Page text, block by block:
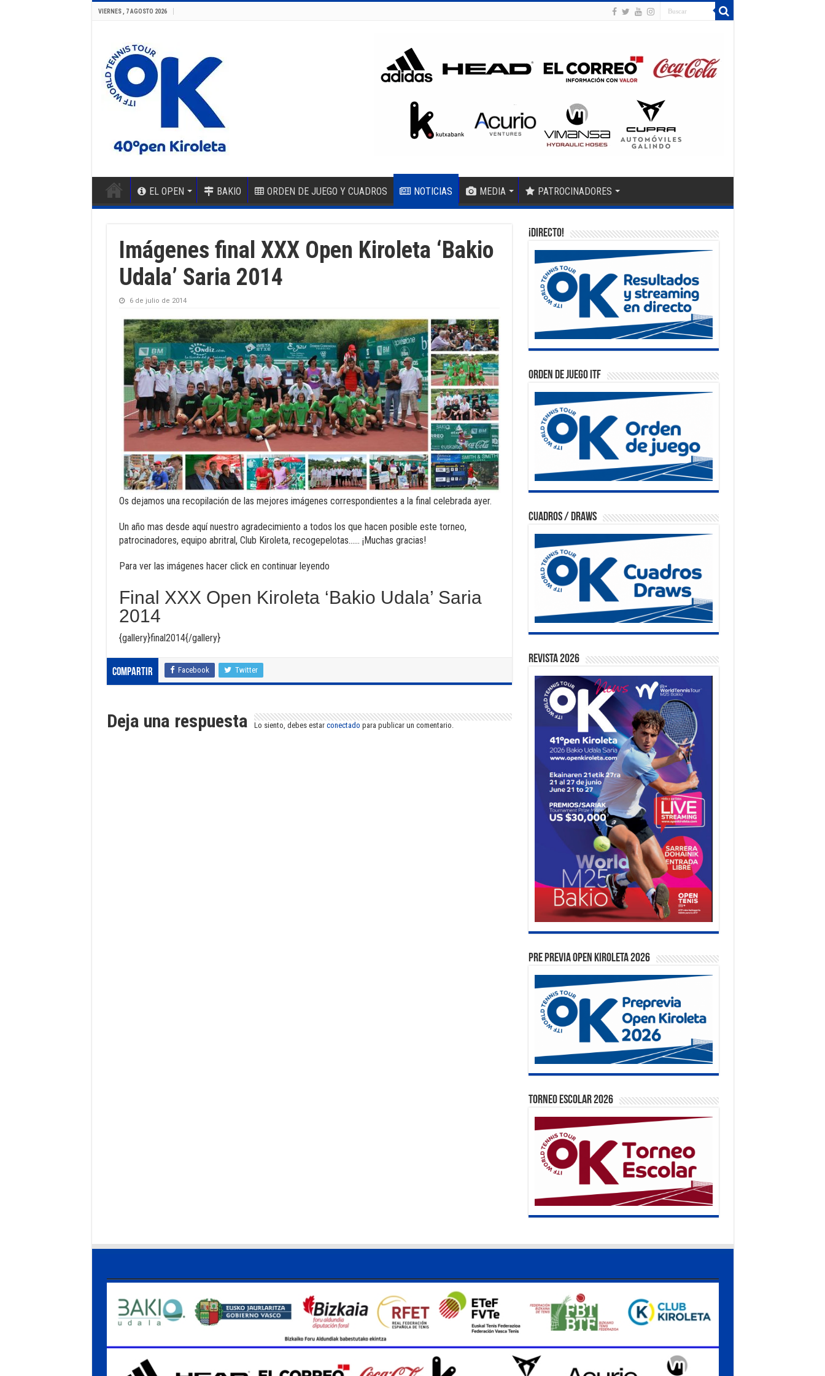
VIERNES , 7 AGOSTO 2026
EL OPEN BAKIO ORDEN DE JUEGO Y CUADROS NOTICIAS MEDIA PATROCINADORES
Imágenes final XXX Open Kiroleta ‘Bakio
Udala’ Saria 2014
6 de julio de 2014
Os dejamos una recopilación de las mejores imágenes correspondientes a la final celebrada ayer.
Un año mas desde aquí nuestro agradecimiento a todos los que hacen posible este torneo,
patrocinadores, equipo abritral, Club Kiroleta, recogepelotas…… ¡Muchas gracias!
Para ver las imágenes hacer click en continuar leyendo
Final XXX Open Kiroleta ‘Bakio Udala’ Saria
2014
{gallery}final2014{/gallery}
Compartir Facebook Twitter
Deja una respuesta Lo siento, debes estar conectado para publicar un comentario.
¡DIRECTO!
Orden de Juego ITF
Cuadros / Draws
Revista 2026
PRE PREVIA OPEN KIROLETA 2026
TORNEO ESCOLAR 2026